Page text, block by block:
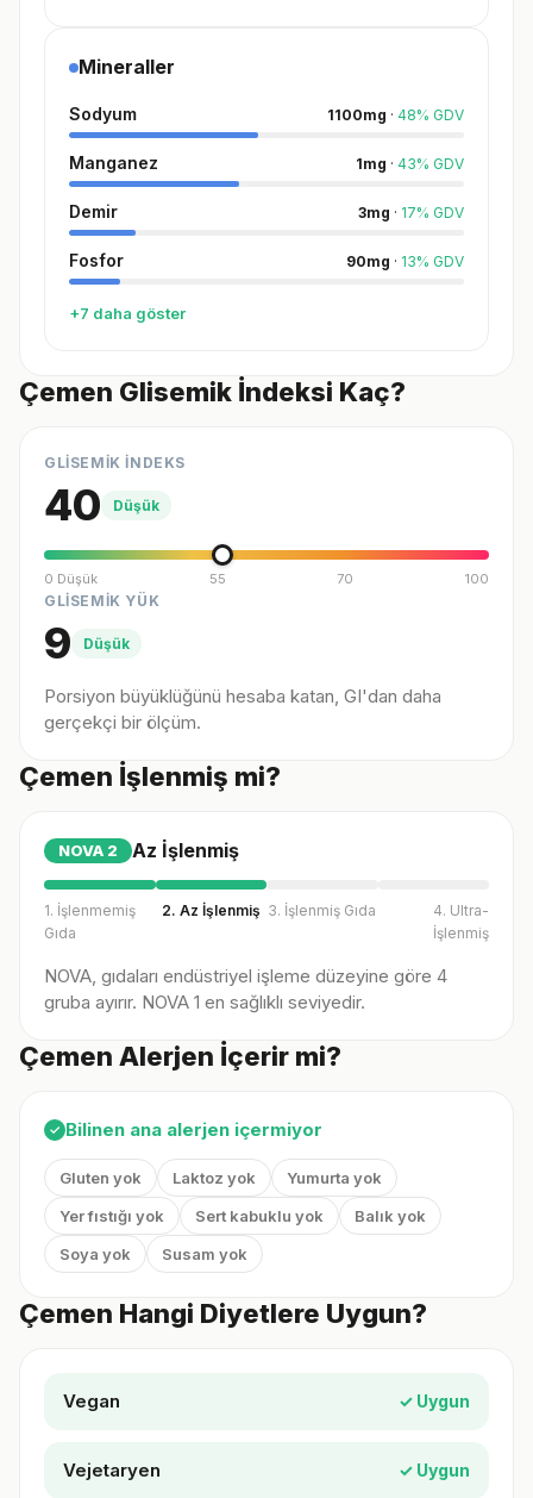
Mineraller
Sodyum 1100mg · 48% GDV
Manganez 1mg · 43% GDV
Demir 3mg · 17% GDV
Fosfor 90mg · 13% GDV
+7 daha göster
Çemen Glisemik İndeksi Kaç?
GLİSEMİK İNDEKS
40 Düşük
0 Düşük 55 70 100
GLİSEMİK YÜK
9 Düşük
Porsiyon büyüklüğünü hesaba katan, GI'dan daha
gerçekçi bir ölçüm.
Çemen İşlenmiş mi?
NOVA 2 Az İşlenmiş
1. İşlenmemiş
Gıda
2. Az İşlenmiş 3. İşlenmiş Gıda
4. Ultra-
İşlenmiş
NOVA, gıdaları endüstriyel işleme düzeyine göre 4
gruba ayırır. NOVA 1 en sağlıklı seviyedir.
Çemen Alerjen İçerir mi?
✓ Bilinen ana alerjen içermiyor
Gluten yok Laktoz yok
Yumurta yok
Yer fıstığı yok
Sert kabuklu yok
Balık yok
Soya yok
Susam yok
Çemen Hangi Diyetlere Uygun?
Vegan ✓ Uygun
Vejetaryen ✓ Uygun